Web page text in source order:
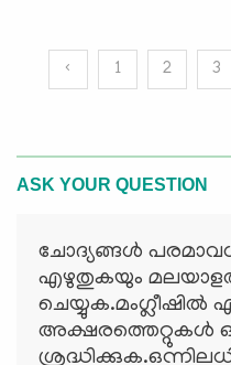
‹ 1 2 3
ASK YOUR QUESTION
ചോദ്യങ്ങള്‍
എഴുതുകയും
ചെയ്യുക.മംഗ്ലീഷില്‍
അക്ഷരത്തെറ്റുകള്‍